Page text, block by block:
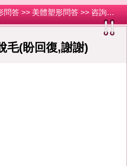
問答 >> 美體塑形問答 >> 咨詢激光脫毛(盼回復,謝謝)
毛(盼回復,謝謝)